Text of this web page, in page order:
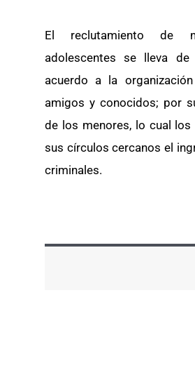
El reclutamiento de
adolescentes se lleva
acuerdo a la
amigos y conocidos; por
de los menores, lo cual los
sus círculos cercanos el
criminales.